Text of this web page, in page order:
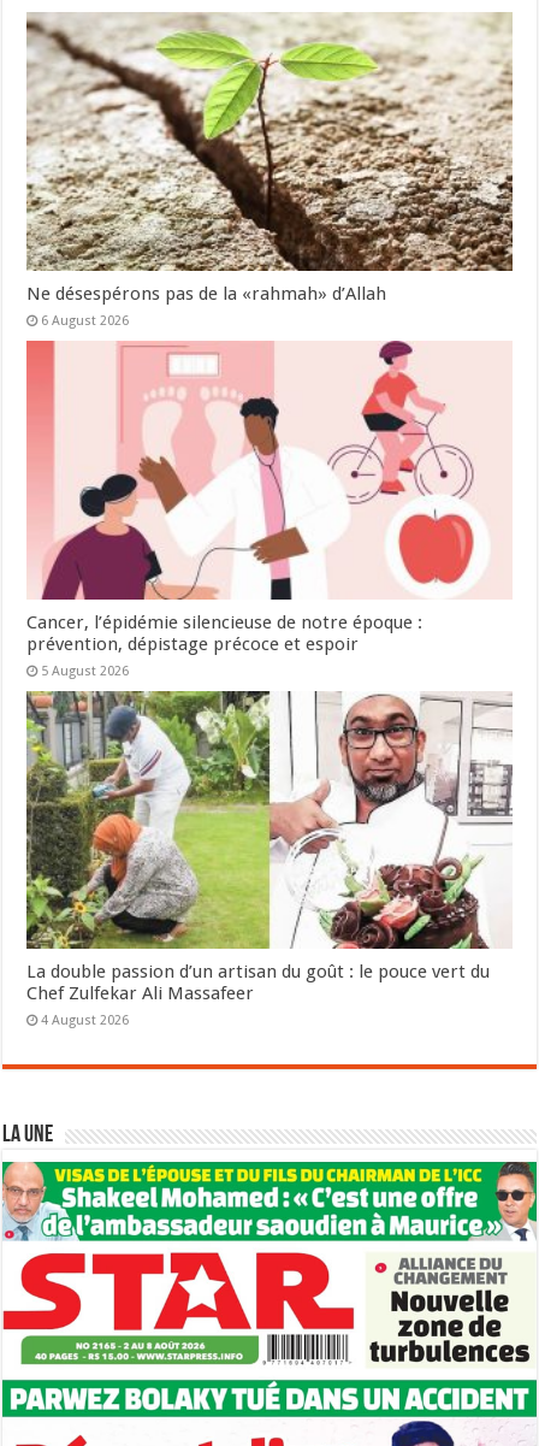
Ne désespérons pas de la «rahmah» d’Allah
6 August 2026
Cancer, l’épidémie silencieuse de notre époque :
prévention, dépistage précoce et espoir
5 August 2026
La double passion d’un artisan du goût : le pouce vert du
Chef Zulfekar Ali Massafeer
4 August 2026
LA UNE